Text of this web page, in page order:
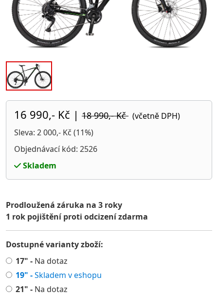
16 990,- Kč | 18 990,- Kč (včetně DPH)
Sleva: 2 000,- Kč (11%)
Objednávací kód: 2526
Skladem
Prodloužená záruka na 3 roky
1 rok pojištění proti odcizení zdarma
Dostupné varianty zboží:
17" - Na dotaz
19" -Skladem v eshopu
21" - Na dotaz